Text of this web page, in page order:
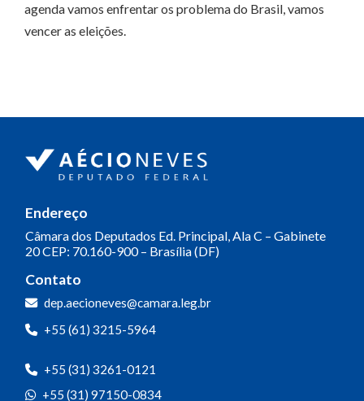
agenda vamos enfrentar os problema do Brasil, vamos
vencer as eleições.
Endereço
Câmara dos Deputados Ed. Principal, Ala C – Gabinete
20CEP: 70.160-900 – Brasília (DF)
Contato
dep.aecioneves@camara.leg.br
+55 (61) 3215-5964
+55 (31) 3261-0121
+55 (31) 97150-0834
Olá! Seja bem-vindo(a).
com o gabinete do Deputado Aécio
Neves.